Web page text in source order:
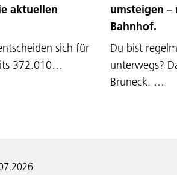
aktuellen
sich für
372.010…
umsteigen
Bahnhof.
Du bist
unterwegs?
Bruneck. …